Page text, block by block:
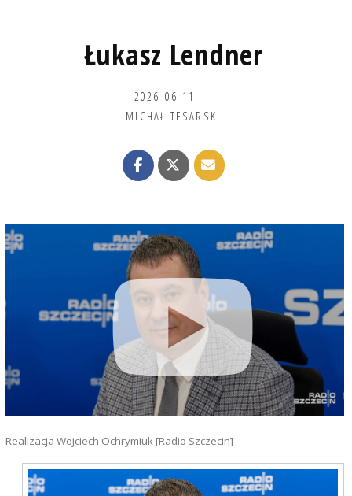
Łukasz Lendner
2026-06-11
MICHAŁ TESARSKI
Realizacja Wojciech Ochrymiuk [Radio Szczecin]